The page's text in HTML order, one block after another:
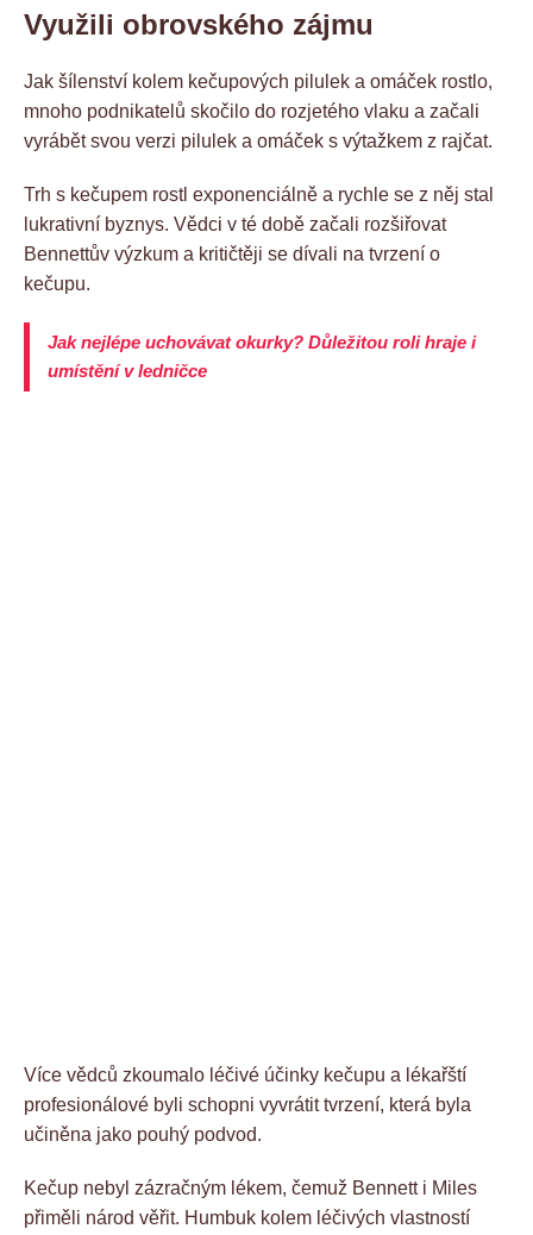
Využili obrovského zájmu
Jak šílenství kolem kečupových pilulek a omáček rostlo,
mnoho podnikatelů skočilo do rozjetého vlaku a začali
vyrábět svou verzi pilulek a omáček s výtažkem z rajčat.
Trh s kečupem rostl exponenciálně a rychle se z něj stal
lukrativní byznys. Vědci v té době začali rozšiřovat
Bennettův výzkum a kritičtěji se dívali na tvrzení o
kečupu.
Jak nejlépe uchovávat okurky? Důležitou roli hraje i
umístění v ledničce
Více vědců zkoumalo léčivé účinky kečupu a lékařští
profesionálové byli schopni vyvrátit tvrzení, která byla
učiněna jako pouhý podvod.
Kečup nebyl zázračným lékem, čemuž Bennett i Miles
přiměli národ věřit. Humbuk kolem léčivých vlastností